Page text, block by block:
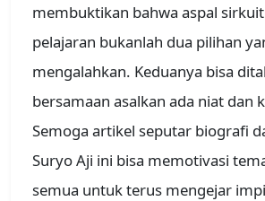
membuktikan bahwa aspal
pelajaran bukanlah dua pilihan
mengalahkan. Keduanya bisa
bersamaan asalkan ada niat dan
Semoga artikel seputar biografi
Suryo Aji ini bisa memotivasi
semua untuk terus mengejar